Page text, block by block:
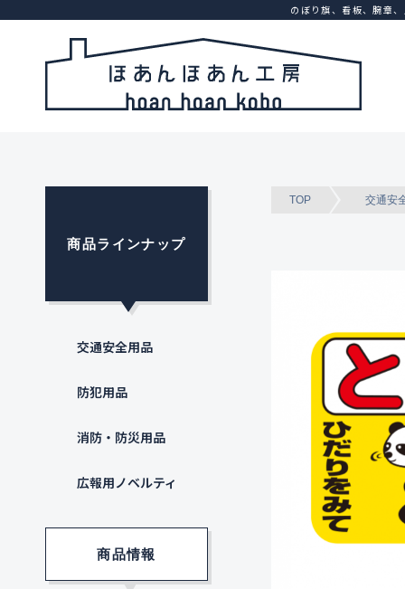
のぼり旗、看板、腕章
TOP 交通安
商品ラインナップ
交通安全用品
防犯用品
消防・防災用品
広報用ノベルティ
商品情報